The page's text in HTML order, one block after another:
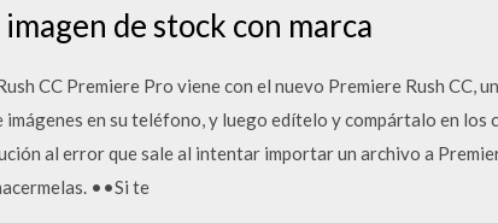
de stock con marca
CC Premiere Pro viene con el nuevo Premiere Rush CC,
en su teléfono, y luego edítelo y compártalo en los
al error que sale al intentar importar un archivo a
••Si te